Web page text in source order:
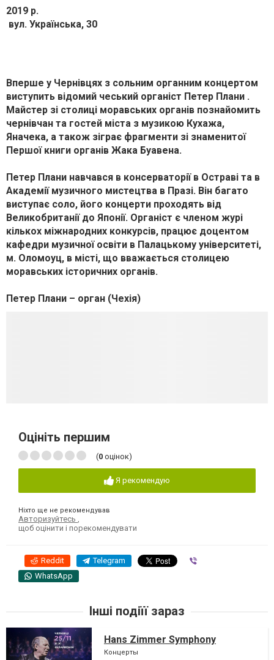
2019 р.
вул. Українська, 30
Вперше у Чернівцях з сольним органним концертом
виступить відомий чеський органіст Петер Плани .
Майстер зі столиці моравських органів познайомить
чернівчан та гостей міста з музикою Кухажа,
Яначека, а також зіграє фрагменти зі знаменитої
Першої книги органів Жака Буавена.
Петер Плани навчався в консерваторії в Остраві та в
Академії музичного мистецтва в Празі. Він багато
виступає соло, його концерти проходять від
Великобританії до Японії. Органіст є членом журі
кількох міжнародних конкурсів, працює доцентом
кафедри музичної освіти в Палацькому університеті,
м. Оломоуц, в місті, що вважається столицею
моравських історичних органів.
Петер Плани – орган (Чехія)
Оцініть першим
(0 оцінок)
Я рекомендую
Ніхто ще не рекомендував
Авторизуйтесь ,
щоб оцінити і порекомендувати
Reddit Telegram
WhatsApp
Інші подіїї зараз
Hans Zimmer Symphony
Концерты